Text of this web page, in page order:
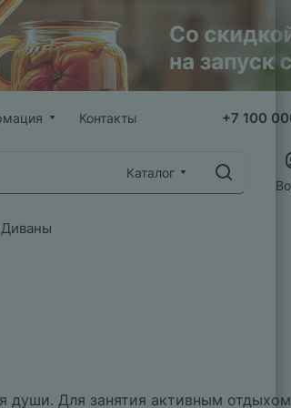
Контакты +7 100
Каталог
Диваны
Для занятия активным